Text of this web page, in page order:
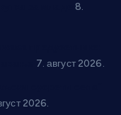
8.
7. август 2026.
2026.